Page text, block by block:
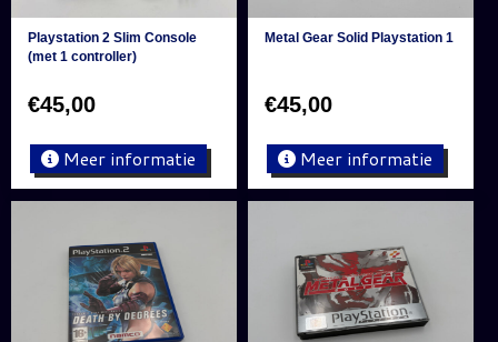
Playstation 2 Slim Console
(met 1 controller)
€45,00
Meer informatie
Metal Gear Solid Playstation 1
€45,00
Meer informatie